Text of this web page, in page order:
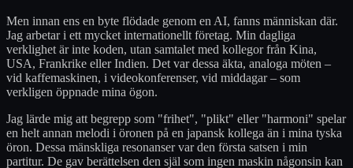
Men innan ens en byte flödade genom en AI, fanns människan där.
Jag arbetar i ett mycket internationellt företag. Min dagliga
verklighet är inte koden, utan samtalet med kollegor från Kina,
USA, Frankrike eller Indien. Det var dessa äkta, analoga möten –
vid kaffemaskinen, i videokonferenser, vid middagar – som
verkligen öppnade mina ögon.
Jag lärde mig att begrepp som "frihet", "plikt" eller "harmoni" spelar
en helt annan melodi i öronen på en japansk kollega än i mina tyska
öron. Dessa mänskliga resonanser var den första satsen i min
partitur. De gav berättelsen den själ som ingen maskin någonsin kan